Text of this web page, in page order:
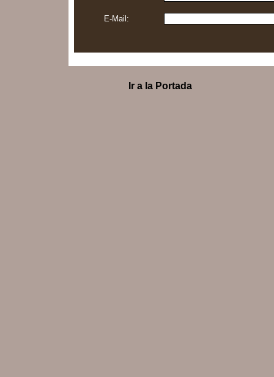
E-Mail:
Ir a la Portada